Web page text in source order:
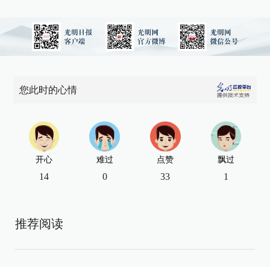
您此时的心情
开心
14
难过
0
点赞
33
飘过
1
推荐阅读